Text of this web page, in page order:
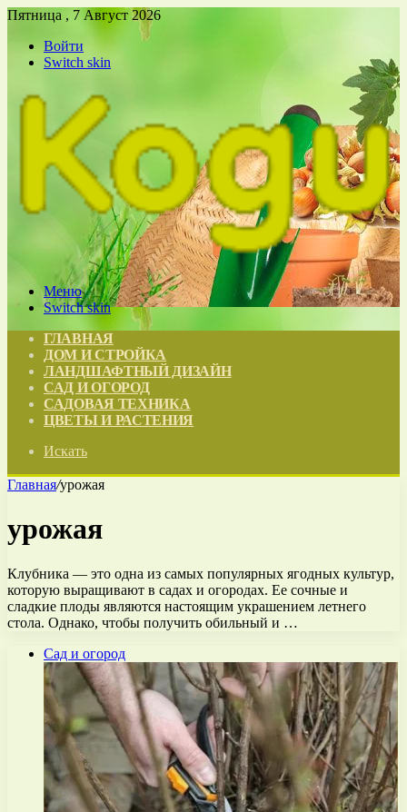
Пятница , 7 Август 2026
Войти
Switch skin
Меню
Switch skin
ГЛАВНАЯ
ДОМ И СТРОЙКА
ЛАНДШАФТНЫЙ ДИЗАЙН
САД И ОГОРОД
САДОВАЯ ТЕХНИКА
ЦВЕТЫ И РАСТЕНИЯ
Искать
Главная/урожая
урожая
Клубника — это одна из самых популярных ягодных культур,
которую выращивают в садах и огородах. Ее сочные и
сладкие плоды являются настоящим украшением летнего
стола. Однако, чтобы получить обильный и …
Сад и огород